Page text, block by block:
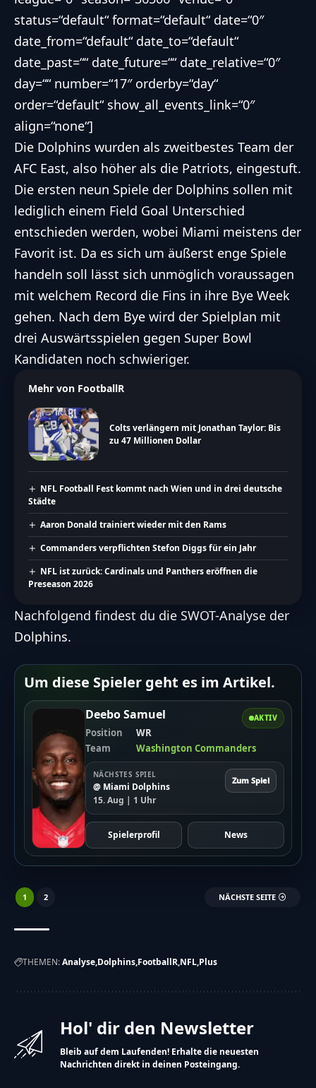
status=“default“ format=“default“ date=“0″
date_from=“default“ date_to=“default“
date_past=““ date_future=““ date_relative=“0″
day=““ number=“17″ orderby=“day“
order=“default“ show_all_events_link=“0″
align=“none“]
Die Dolphins wurden als zweitbestes Team der
AFC East, also höher als die Patriots, eingestuft.
Die ersten neun Spiele der Dolphins sollen mit
lediglich einem Field Goal Unterschied
entschieden werden, wobei Miami meistens der
Favorit ist. Da es sich um äußerst enge Spiele
handeln soll lässt sich unmöglich voraussagen
mit welchem Record die Fins in ihre Bye Week
gehen. Nach dem Bye wird der Spielplan mit
drei Auswärtsspielen gegen Super Bowl
Kandidaten noch schwieriger.
Mehr von FootballR
Colts verlängern mit Jonathan Taylor: Bis
zu 47 Millionen Dollar
NFL Football Fest kommt nach Wien und in drei deutsche
Städte
Aaron Donald trainiert wieder mit den Rams
Commanders verpflichten Stefon Diggs für ein Jahr
NFL ist zurück: Cardinals und Panthers eröffnen die
Preseason 2026
Nachfolgend findest du die SWOT-Analyse der
Dolphins.
Um diese Spieler geht es im Artikel.
AKTIV
Deebo Samuel
Position
WR
Team
Washington Commanders
NÄCHSTES SPIEL
@ Miami Dolphins
15. Aug | 1 Uhr
Zum Spiel
Spielerprofil News
1 2 NÄCHSTE SEITE
THEMEN:Analyse Dolphins FootballR NFL Plus
Hol' dir den Newsletter
Bleib auf dem Laufenden! Erhalte die neuesten
Nachrichten direkt in deinen Posteingang.